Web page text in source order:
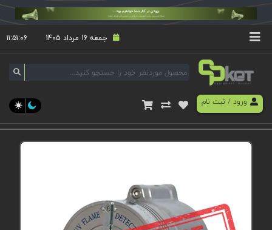
جمعه 16 مرداد 1405 ۱۱:۵۱:۰۶
ورود/ ثبت نام